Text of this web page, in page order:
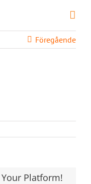
Föregående
Platform!